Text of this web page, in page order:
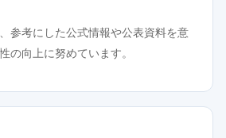
参考にした公式情報や公表資料を意
の向上に努めています。